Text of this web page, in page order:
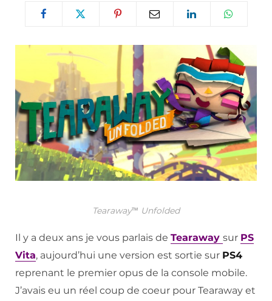
Tearaway™ Unfolded
Il y a deux ans je vous parlais de Tearaway sur PS
Vita, aujourd’hui une version est sortie sur PS4
reprenant le premier opus de la console mobile.
J’avais eu un réel coup de coeur pour Tearaway et